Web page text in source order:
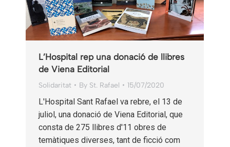
L’Hospital rep una donació de llibres
de Viena Editorial
Solidaritat By St. Rafael 15/07/2020
L'Hospital Sant Rafael va rebre, el 13 de
juliol, una donació de Viena Editorial, que
consta de 275 llibres d'11 obres de
temàtiques diverses, tant de ficció com